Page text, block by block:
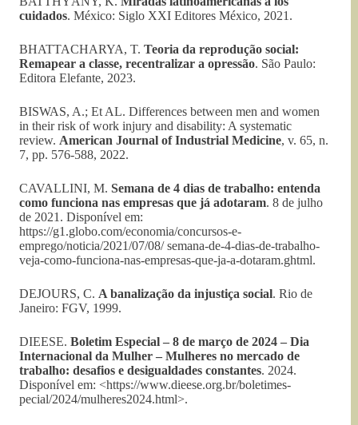
cuidados. México: Siglo XXI Editores México, 2021.
BHATTACHARYA, T. Teoria da reprodução social:
Remapear a classe, recentralizar a opressão. São Paulo:
Editora Elefante, 2023.
BISWAS, A.; Et AL. Differences between men and women
in their risk of work injury and disability: A systematic
review. American Journal of Industrial Medicine, v. 65, n.
7, pp. 576-588, 2022.
CAVALLINI, M. Semana de 4 dias de trabalho: entenda
como funciona nas empresas que já adotaram. 8 de julho
de 2021. Disponível em:
https://g1.globo.com/economia/concursos-e-
emprego/noticia/2021/07/08/ semana-de-4-dias-de-trabalho-
veja-como-funciona-nas-empresas-que-ja-a-dotaram.ghtml.
DEJOURS, C. A banalização da injustiça social. Rio de
Janeiro: FGV, 1999.
DIEESE. Boletim Especial – 8 de março de 2024 – Dia
Internacional da Mulher – Mulheres no mercado de
trabalho: desafios e desigualdades constantes. 2024.
Disponível em: <https://www.dieese.org.br/boletimes-
pecial/2024/mulheres2024.html>.